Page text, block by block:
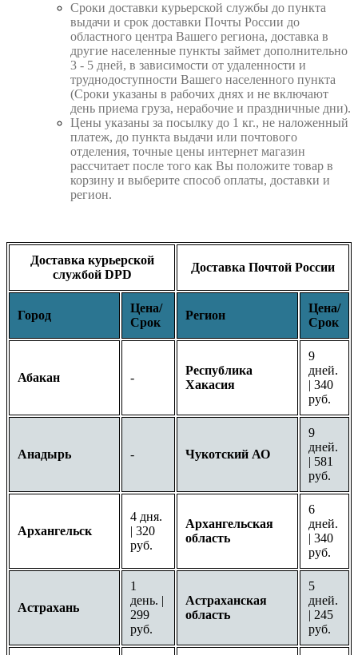
Cроки доставки курьерской службы до пункта
выдачи и срок доставки Почты России до
областного центра Вашего региона, доставка в
другие населенные пункты займет дополнительно
3 - 5 дней, в зависимости от удаленности и
труднодоступности Вашего населенного пункта
(Сроки указаны в рабочих днях и не включают
день приема груза, нерабочие и праздничные дни).
Цены указаны за посылку до 1 кг., не наложенный
платеж, до пункта выдачи или почтового
отделения, точные цены интернет магазин
рассчитает после того как Вы положите товар в
корзину и выберите способ оплаты, доставки и
регион.
Доставка курьерской
службой DPD
Доставка Почтой России
Город
Цена/
Срок
Регион
Цена/
Срок
Абакан -
Республика
Хакасия
9
дней.
| 340
руб.
Анадырь - Чукотский АО
9
дней.
| 581
руб.
Архангельск
4 дня.
| 320
руб.
Архангельская
область
6
дней.
| 340
руб.
Астрахань
1
день. |
299
руб.
Астраханская
область
5
дней.
| 245
руб.